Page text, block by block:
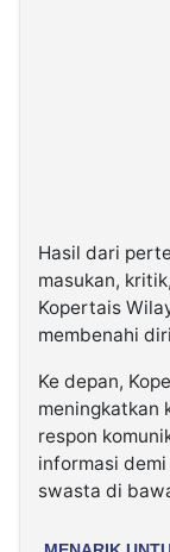
Hasil dari
masukan,
Kopertais
membenahi
Ke depan,
meningkatkan
respon
informasi
swasta di